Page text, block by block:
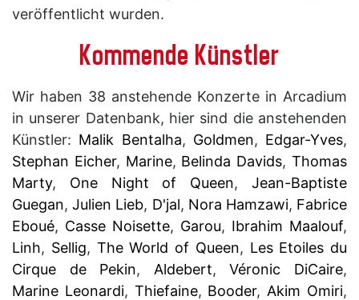
veröffentlicht wurden.
Kommende Künstler
Wir haben 38 anstehende Konzerte in Arcadium
in unserer Datenbank, hier sind die anstehenden
Künstler: Malik Bentalha, Goldmen, Edgar-Yves,
Stephan Eicher, Marine, Belinda Davids,Thomas
Marty, One Night of Queen,Jean-Baptiste
Guegan,Julien Lieb, D'jal, Nora Hamzawi, Fabrice
Eboué, Casse Noisette, Garou, Ibrahim Maalouf,
Linh, Sellig, The World of Queen, Les Etoiles du
Cirque de Pekin, Aldebert,Véronic DiCaire,
Marine Leonardi, Thiefaine, Booder, Akim Omiri,